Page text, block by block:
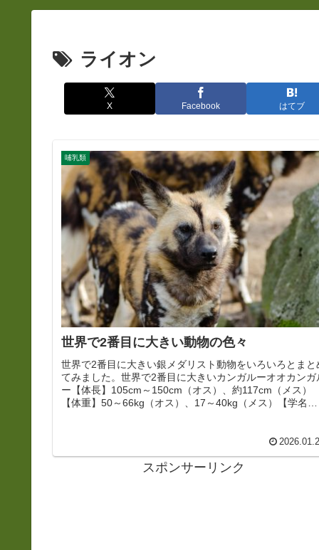
ライオン
X Facebook はてブ
哺乳類
世界で2番目に大きい動物の色々
世界で2番目に大きい銀メダリスト動物をいろいろとまと
てみました。世界で2番目に大きいカンガルーオオカンガ
ー【体長】105cm～150cm（オス）、約117cm（メス）
【体重】50～66kg（オス）、17～40kg（メス）【学名】
スポンサーリンク